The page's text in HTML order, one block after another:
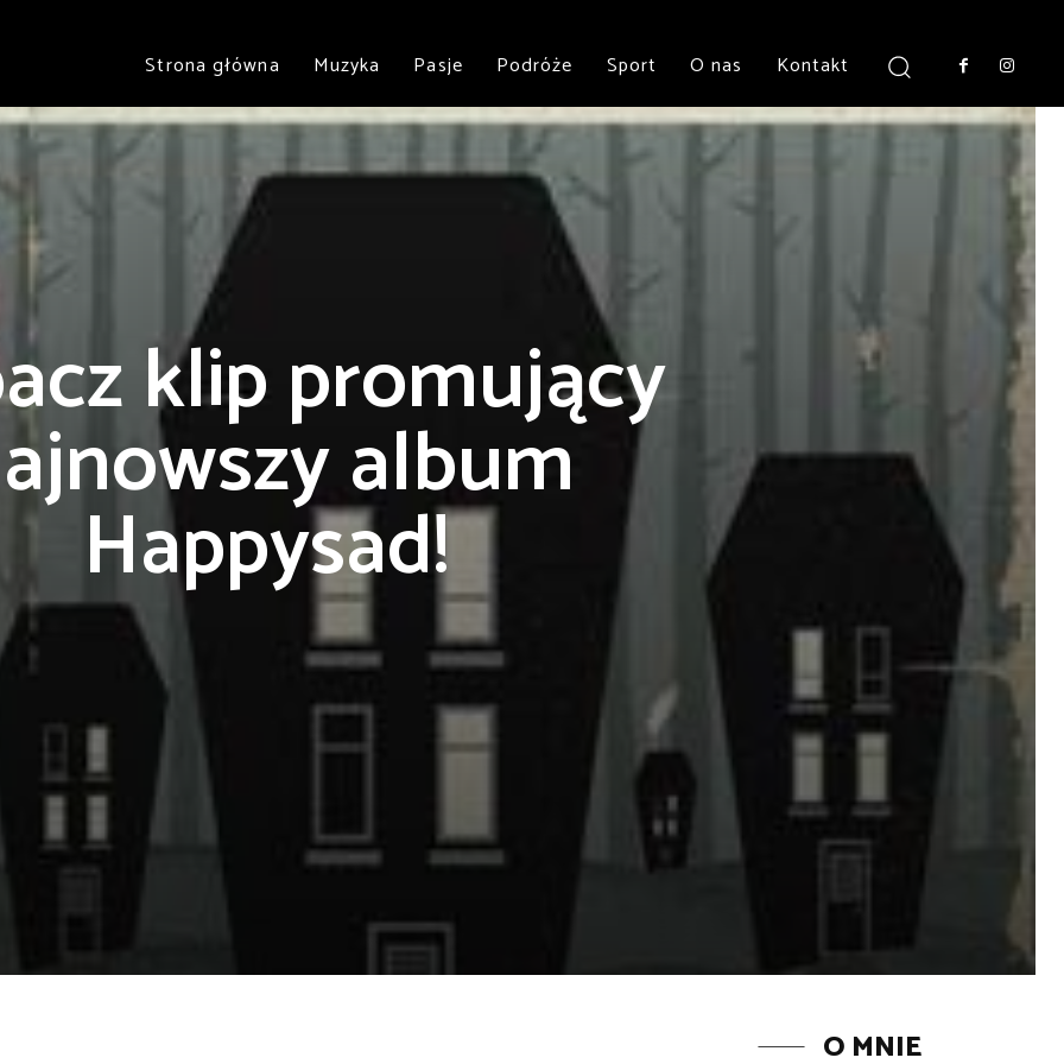
Strona główna Muzyka Pasje Podróże Sport O nas Kontakt
klip promujący
album
Happysad!
O MNIE